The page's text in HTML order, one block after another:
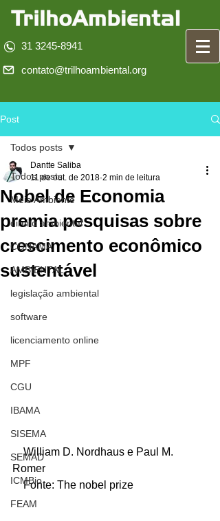
31 3245-8941
contato@trilhoambiental.org
Post
Todos posts
Meio Ambiente
direito ambiental
CONAMA
AMBIENTAL
legislação ambiental
software
licenciamento online
MPF
CGU
IBAMA
SISEMA
SEMAD
ICMBio
FEAM
Todos posts
Nobel de Economia
premia pesquisas sobre
crescimento econômico
sustentável
Dantte Saliba
11 de out. de 2018 2 min de leitura
    William D. Nordhaus e Paul M.
Romer
    Fonte: The nobel prize